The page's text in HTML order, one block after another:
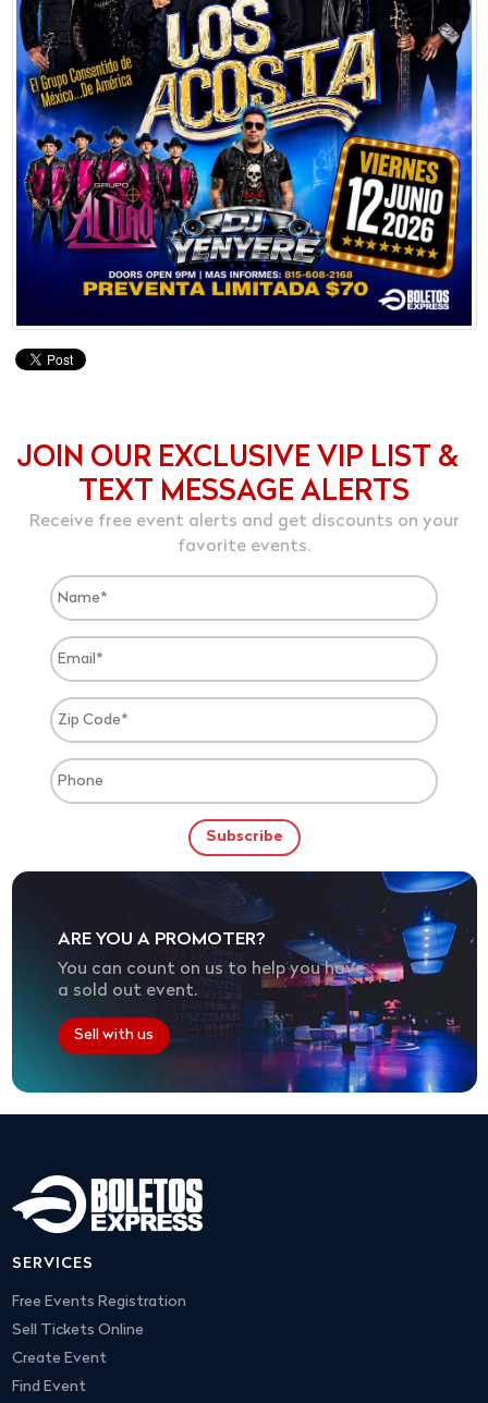
JOIN OUR EXCLUSIVE VIP LIST &
TEXT MESSAGE ALERTS
Receive free event alerts and get discounts on your
favorite events.
ARE YOU A PROMOTER?
You can count on us to help you have
a sold out event.
Sell with us
SERVICES
Free Events Registration
Sell Tickets Online
Create Event
Find Event